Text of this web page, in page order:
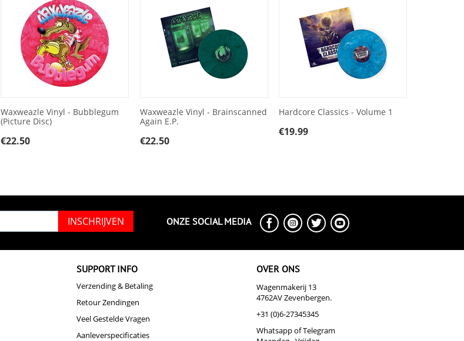
Waxweazle Vinyl - Bubblegum
(Picture Disc)
€22.50
Waxweazle Vinyl - Brainscanned
Again E.P.
€22.50
Hardcore Classics - Volume 1
€19.99
INSCHRIJVEN ONZE SOCIAL MEDIA
SUPPORT INFO
Verzending & Betaling
Retour Zendingen
Veel Gestelde Vragen
Aanleverspecificaties
OVER ONS
Wagenmakerij 13
4762AV Zevenbergen.
+31 (0)6-27345345
Whatsapp of Telegram